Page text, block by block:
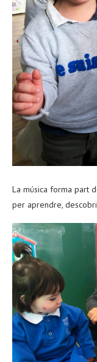
La música forma part
per aprendre,